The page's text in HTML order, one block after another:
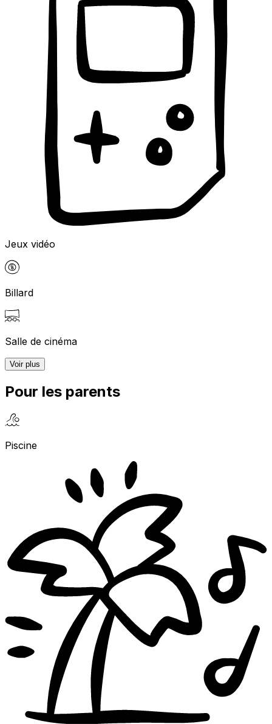
Jeux vidéo
Billard
Salle de cinéma
Voir plus
Pour les parents
Piscine